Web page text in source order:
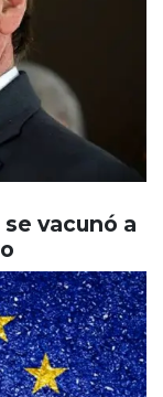
vacunó a